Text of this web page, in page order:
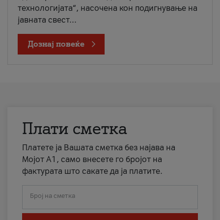
технологијата“, насочена кон подигнување на
јавната свест...
Дознај повеќе
Плати сметка
Платете ја Вашата сметка без најава на
Мојот А1, само внесете го бројот на
фактурата што сакате да ја платите.
Број на сметка